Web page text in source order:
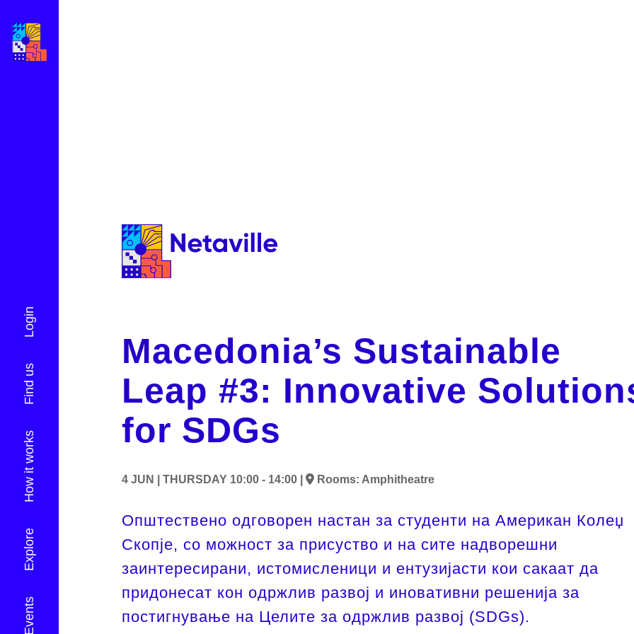
Explore
How it works
Find us
Login
Macedonia’s Sustainable
Leap #3: Innovative
for SDGs
4 JUN | THURSDAY 10:00 - 14:00 | Rooms: Amphitheatre
Општествено одговорен настан за студенти на Американ Колеџ
Скопје, со можност за присуство и на сите надворешни
заинтересирани, истомисленици и ентузијасти кои сакаат да
придонесат кон одржлив развој и иновативни решенија за
постигнување на Целите за одржлив развој (SDGs).